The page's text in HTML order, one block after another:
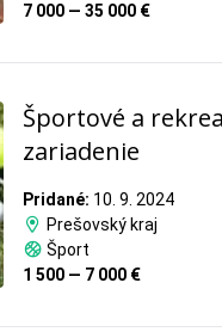
7 000 — 35 000 €
Športové a
zariadenie
Pridané: 10. 9. 2024
Prešovský kraj
Šport
1 500 — 7 000 €